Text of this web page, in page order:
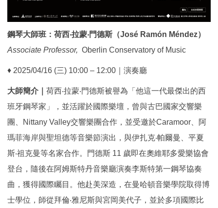
鋼琴大師班：荷西‧拉蒙‧門德斯（José Ramón Méndez）
Associate Professor, Oberlin Conservatory of Music
♦ 2025/04/16 (三) 10:00 – 12:00｜演奏廳
大師簡介｜ 荷西‧拉蒙‧門德斯被譽為「他這一代最傑出的西
班牙鋼琴家」，並活躍於國際樂壇，曾與古巴國家交響樂
團、Nittany Valley交響樂團合作，並受邀於Caramoor、阿
瑪菲海岸與聖坦德等音樂節演出，與伊扎克‧帕爾曼、平夏
斯‧祖克曼等名家合作。門德斯 11 歲即在奧維耶多愛樂協會
登台，隨後在阿姆斯特丹音樂廳演奏李斯特第一鋼琴協奏
曲，獲得國際矚目。他赴美深造，在曼哈頓音樂學院取得博
士學位，師從拜倫‧雅尼斯與宮岡美代子，並於多項國際比